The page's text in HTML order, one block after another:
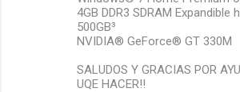
4GB DDR3 SDRAM Expandible
500GB³
NVIDIA® GeForce® GT 330M
SALUDOS Y GRACIAS POR
UQE HACER!!